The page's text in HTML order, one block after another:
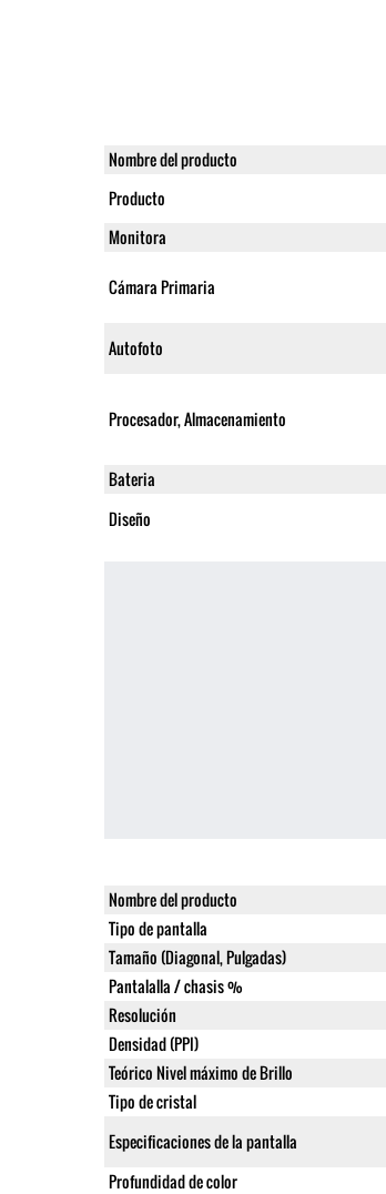
Nombre del producto
Producto
Monitora
Cámara Primaria
Autofoto
Procesador, Almacenamiento
Bateria
Diseño
Nombre del producto
Tipo de pantalla
Tamaño (Diagonal, Pulgadas)
Pantalalla / chasis %
Resolución
Densidad (PPI)
Teórico Nivel máximo de Brillo
Tipo de cristal
Especificaciones de la pantalla
Profundidad de color